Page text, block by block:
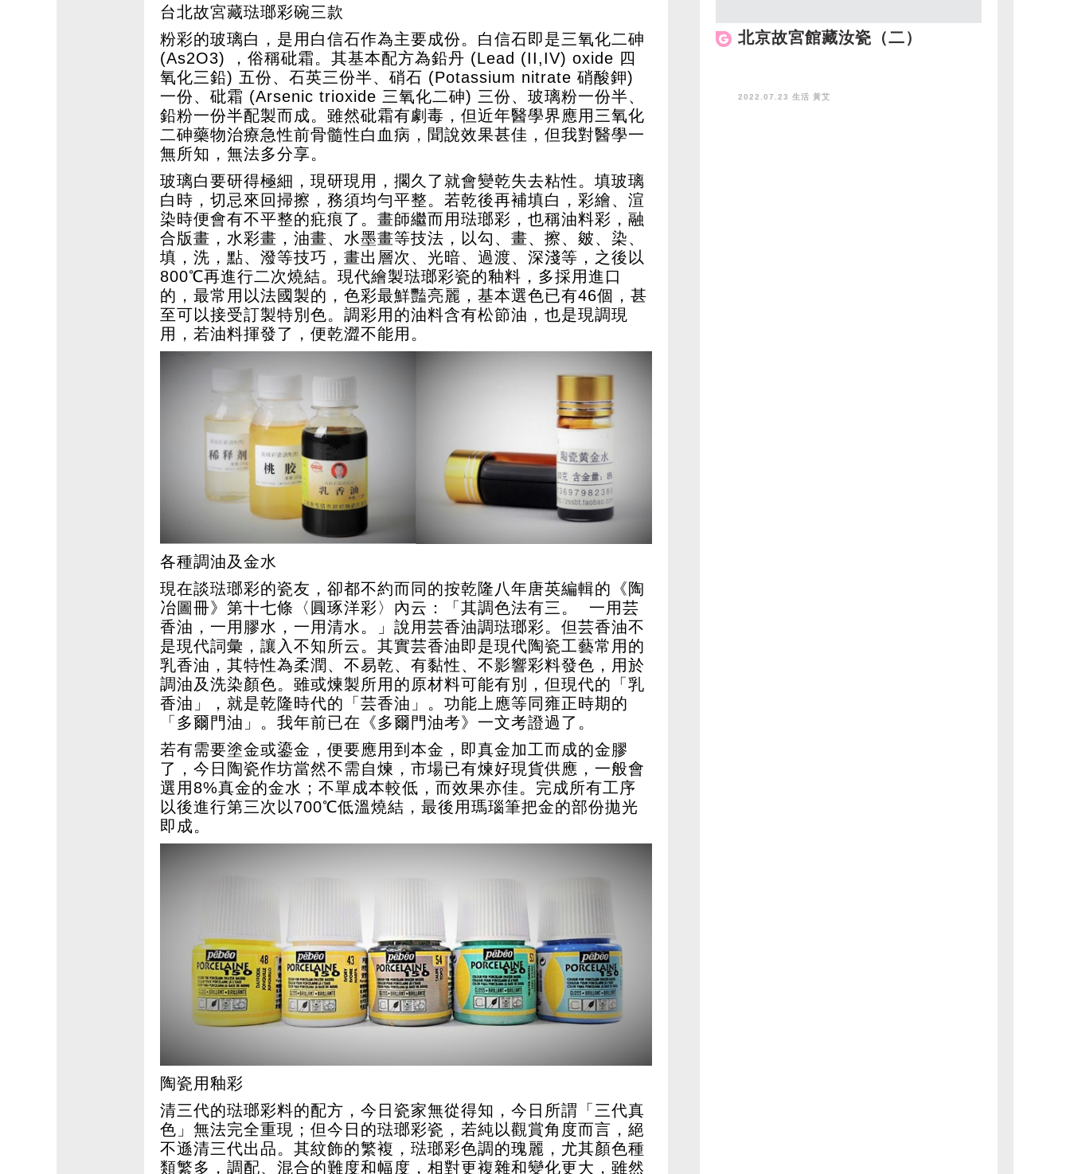
台北故宮藏琺瑯彩碗三款
粉彩的玻璃白，是用白信石作為主要成份。白信石即是三氧化二砷
(As2O3) ，俗稱砒霜。其基本配方為鉛丹 (Lead (II,IV) oxide 四
氧化三鉛) 五份、石英三份半、硝石 (Potassium nitrate 硝酸鉀)
一份、砒霜 (Arsenic trioxide 三氧化二砷) 三份、玻璃粉一份半、
鉛粉一份半配製而成。雖然砒霜有劇毒，但近年醫學界應用三氧化
二砷藥物治療急性前骨髓性白血病，聞說效果甚佳，但我對醫學一
無所知，無法多分享。
玻璃白要研得極細，現研現用，擱久了就會變乾失去粘性。填玻璃
白時，切忌來回掃擦，務須均勻平整。若乾後再補填白，彩繪、渲
染時便會有不平整的疪痕了。畫師繼而用琺瑯彩，也稱油料彩，融
合版畫，水彩畫，油畫、水墨畫等技法，以勾、畫、擦、皴、染、
填，洗，點、潑等技巧，畫出層次、光暗、過渡、深淺等，之後以
800℃再進行二次燒結。現代繪製琺瑯彩瓷的釉料，多採用進口
的，最常用以法國製的，色彩最鮮豔亮麗，基本選色已有46個，甚
至可以接受訂製特別色。調彩用的油料含有松節油，也是現調現
用，若油料揮發了，便乾澀不能用。
各種調油及金水
現在談琺瑯彩的瓷友，卻都不約而同的按乾隆八年唐英編輯的《陶
冶圖冊》第十七條〈圓琢洋彩〉內云：「其調色法有三。 一用芸
香油，一用膠水，一用清水。」說用芸香油調琺瑯彩。但芸香油不
是現代詞彙，讓入不知所云。其實芸香油即是現代陶瓷工藝常用的
乳香油，其特性為柔潤、不易乾、有黏性、不影響彩料發色，用於
調油及洗染顏色。雖或煉製所用的原材料可能有別，但現代的「乳
香油」，就是乾隆時代的「芸香油」。功能上應等同雍正時期的
「多爾門油」。我年前已在《多爾門油考》一文考證過了。
若有需要塗金或鎏金，便要應用到本金，即真金加工而成的金膠
了，今日陶瓷作坊當然不需自煉，市場已有煉好現貨供應，一般會
選用8%真金的金水；不單成本較低，而效果亦佳。完成所有工序
以後進行第三次以700℃低溫燒結，最後用瑪瑙筆把金的部份拋光
即成。
陶瓷用釉彩
清三代的琺瑯彩料的配方，今日瓷家無從得知，今日所謂「三代真
色」無法完全重現；但今日的琺瑯彩瓷，若純以觀賞角度而言，絕
不遜清三代出品。其紋飾的繁複，琺瑯彩色調的瑰麗，尤其顏色種
類繁多，調配、混合的難度和幅度，相對更複雜和變化更大，雖然
北京故宮館藏汝瓷（二）
2022.07.23 生活 黃艾